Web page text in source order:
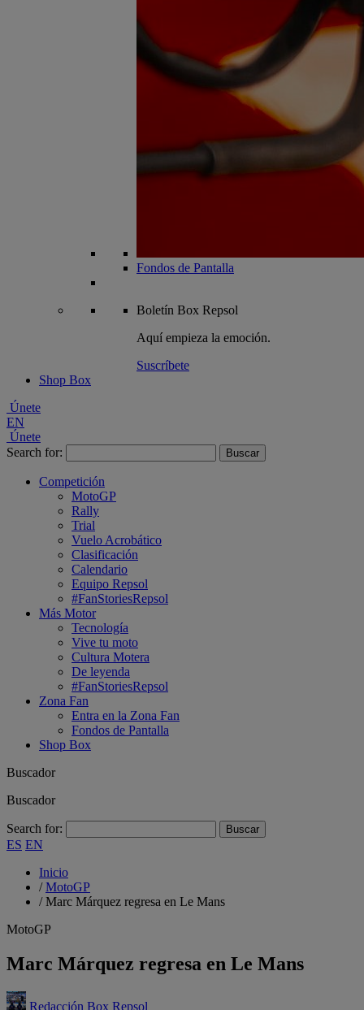
Fondos de Pantalla
Boletín Box Repsol
Aquí empieza la emoción.
Suscríbete
Shop Box
Únete
EN
Únete
Search for:
Competición
MotoGP
Rally
Trial
Vuelo Acrobático
Clasificación
Calendario
Equipo Repsol
#FanStoriesRepsol
Más Motor
Tecnología
Vive tu moto
Cultura Motera
De leyenda
#FanStoriesRepsol
Zona Fan
Entra en la Zona Fan
Fondos de Pantalla
Shop Box
Buscador
Buscador
Search for:
ES EN
Inicio
/MotoGP
/Marc Márquez regresa en Le Mans
MotoGP
Marc Márquez regresa en Le Mans
Redacción Box Repsol